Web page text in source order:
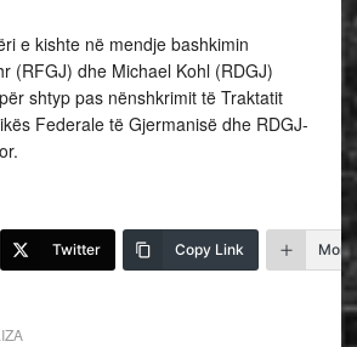
e kishte në mendje bashkimin
(RFGJ) dhe Michael Kohl (RDGJ)
shtyp pas nënshkrimit të Traktatit
Federale të Gjermanisë dhe RDGJ-
Twitter Copy Link More